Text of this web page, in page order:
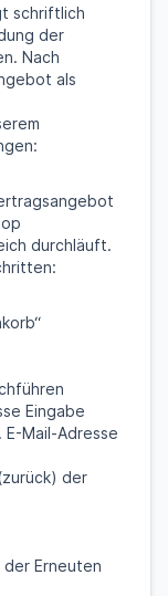
schriftlich
der
Nach
als
durchläuft.
Eingabe
Mail-Adresse
der
Erneuten